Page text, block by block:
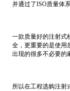
并通过了ISO质量体
一款质量好的注射式
全，更重要的是使用
出现的很多不必要的
所以在工程选购注射